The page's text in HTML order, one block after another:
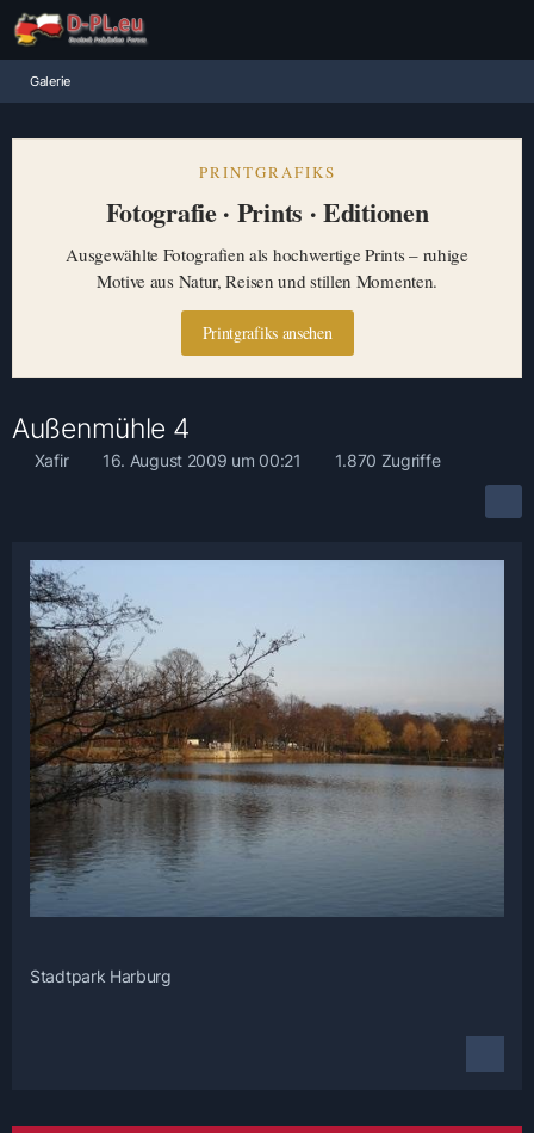
Galerie
PRINTGRAFIKS
Fotografie · Prints · Editionen
Ausgewählte Fotografien als hochwertige Prints – ruhige
Motive aus Natur, Reisen und stillen Momenten.
Printgrafiks ansehen
Außenmühle 4
Xafir 16. August 2009 um 00:21 1.870 Zugriffe
Stadtpark Harburg